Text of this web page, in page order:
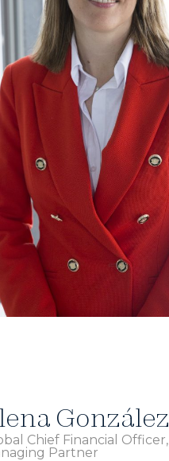
González
Chief Financial Officer,
Partner